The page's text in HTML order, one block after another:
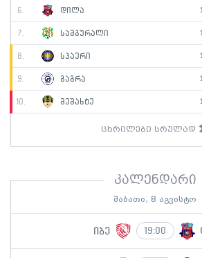
6. დილა
7. სამგურალი
8. სპაერი
9. გაგრა
10. მეშახტე
ცხრილები სრულად
კალენდარი
შაბათი, 8 აგვისტო
იბე 19:00